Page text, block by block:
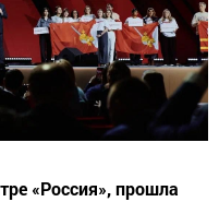
«Россия», прошла